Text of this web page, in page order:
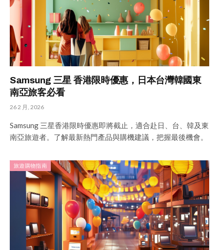
Samsung 三星 香港限時優惠，日本台灣韓國東
南亞旅客必看
26 2 月, 2026
Samsung 三星香港限時優惠即將截止，適合赴日、台、韓及東
南亞旅遊者。了解最新熱門產品與購機建議，把握最後機會。
旅遊購物指南